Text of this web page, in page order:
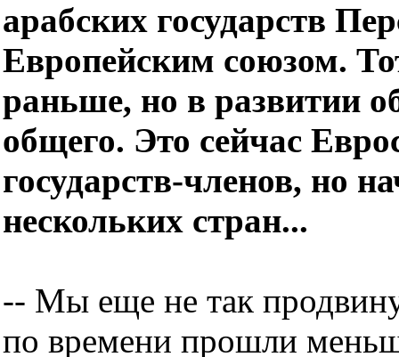
арабских государств
Европейским союзом.
раньше, но в развитии
общего. Это сейчас
государств-членов, но
нескольких стран...
-- Мы еще не так
по времени прошли